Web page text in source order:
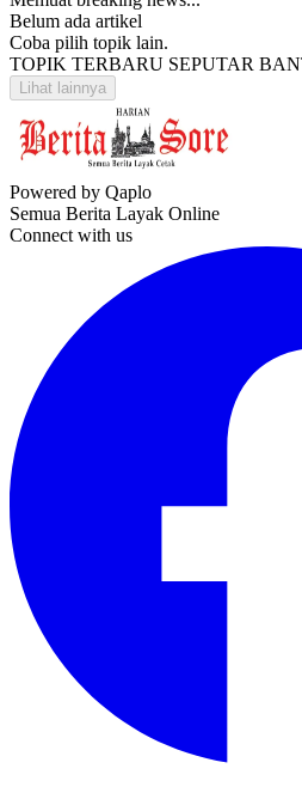
Belum ada artikel
Coba pilih topik lain.
TOPIK TERBARU SEPUTAR
Lihat lainnya
Powered by Qaplo
Semua Berita Layak Online
Connect with us